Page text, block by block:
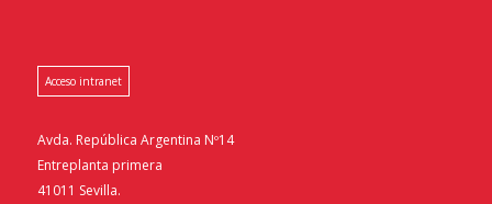
Acceso intranet
Avda. República Argentina Nº14
Entreplanta primera
41011 Sevilla.